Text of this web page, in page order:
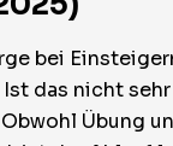
bei
das nicht
Übung